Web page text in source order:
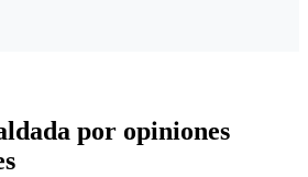
por opiniones